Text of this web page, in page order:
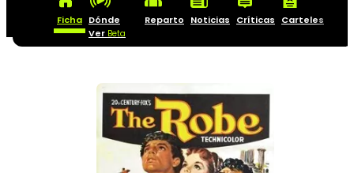
Ficha Dónde
Ver Beta
Reparto Noticias Críticas Carteles